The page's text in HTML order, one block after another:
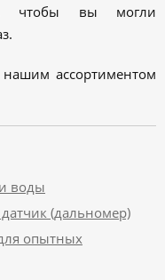
чтобы вы могли
нашим ассортиментом
воды
(дальномер)
опытных